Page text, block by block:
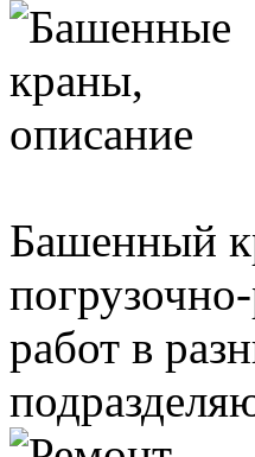
Башенный
работ в